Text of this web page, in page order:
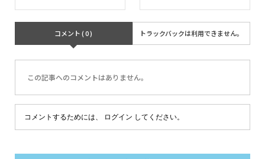
コメント ( 0 ) トラックバックは利用できません。
この記事へのコメントはありません。
コメントするためには、 ログイン してください。